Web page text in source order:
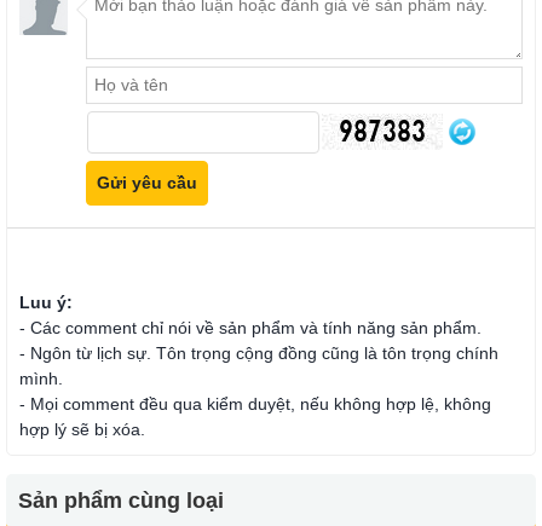
Luu ý:
- Các comment chỉ nói về sản phẩm và tính năng sản phẩm.
- Ngôn từ lịch sự. Tôn trọng cộng đồng cũng là tôn trọng chính
mình.
- Mọi comment đều qua kiểm duyệt, nếu không hợp lệ, không
hợp lý sẽ bị xóa.
Sản phẩm cùng loại